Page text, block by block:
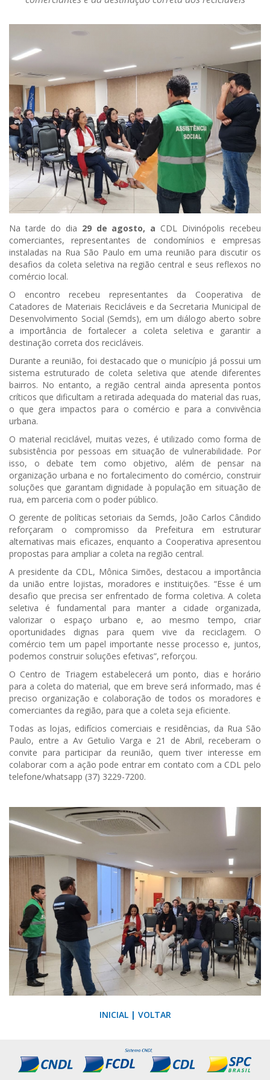
Na tarde do dia 29 de agosto, a CDL Divinópolis recebeu
comerciantes, representantes de condomínios e empresas
instaladas na Rua São Paulo em uma reunião para discutir os
desafios da coleta seletiva na região central e seus reflexos no
comércio local.
O encontro recebeu representantes da Cooperativa de
Catadores de Materiais Recicláveis e da Secretaria Municipal de
Desenvolvimento Social (Semds), em um diálogo aberto sobre
a importância de fortalecer a coleta seletiva e garantir a
destinação correta dos recicláveis.
Durante a reunião, foi destacado que o município já possui um
sistema estruturado de coleta seletiva que atende diferentes
bairros. No entanto, a região central ainda apresenta pontos
críticos que dificultam a retirada adequada do material das ruas,
o que gera impactos para o comércio e para a convivência
urbana.
O material reciclável, muitas vezes, é utilizado como forma de
subsistência por pessoas em situação de vulnerabilidade. Por
isso, o debate tem como objetivo, além de pensar na
organização urbana e no fortalecimento do comércio, construir
soluções que garantam dignidade à população em situação de
rua, em parceria com o poder público.
O gerente de políticas setoriais da Semds, João Carlos Cândido
reforçaram o compromisso da Prefeitura em estruturar
alternativas mais eficazes, enquanto a Cooperativa apresentou
propostas para ampliar a coleta na região central.
A presidente da CDL, Mônica Simões, destacou a importância
da união entre lojistas, moradores e instituições. “Esse é um
desafio que precisa ser enfrentado de forma coletiva. A coleta
seletiva é fundamental para manter a cidade organizada,
valorizar o espaço urbano e, ao mesmo tempo, criar
oportunidades dignas para quem vive da reciclagem. O
comércio tem um papel importante nesse processo e, juntos,
podemos construir soluções efetivas”, reforçou.
O Centro de Triagem estabelecerá um ponto, dias e horário
para a coleta do material, que em breve será informado, mas é
preciso organização e colaboração de todos os moradores e
comerciantes da região, para que a coleta seja eficiente.
Todas as lojas, edifícios comerciais e residências, da Rua São
Paulo, entre a Av Getulio Varga e 21 de Abril, receberam o
convite para participar da reunião, quem tiver interesse em
colaborar com a ação pode entrar em contato com a CDL pelo
telefone/whatsapp (37) 3229-7200.
INICIAL| VOLTAR